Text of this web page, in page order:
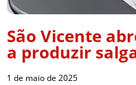
São Vicente
a produzir
1 de maio de 2025